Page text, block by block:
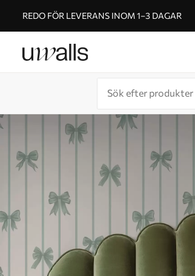
REDO FÖR LEVERANS INOM 1–3 DAGAR